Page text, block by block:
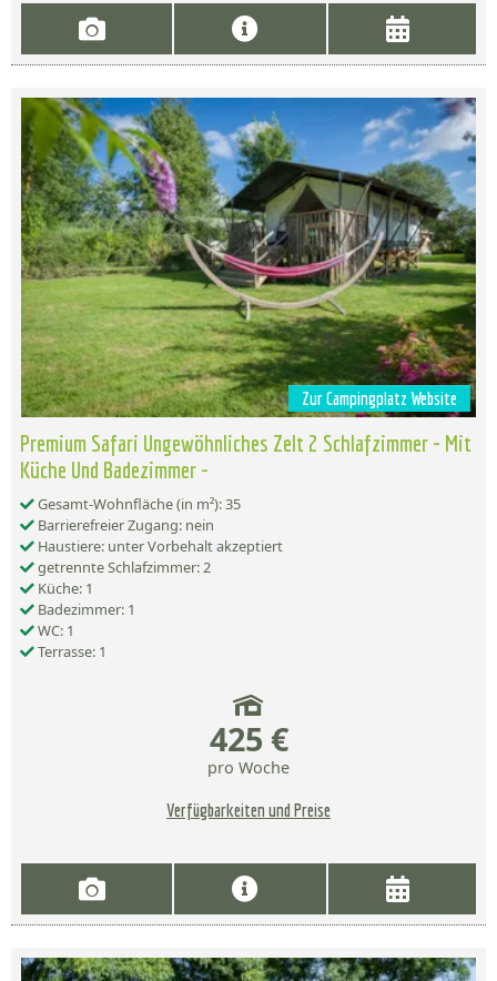
Zur Campingplatz Website
Premium Safari Ungewöhnliches Zelt 2 Schlafzimmer - Mit
Küche Und Badezimmer -
Gesamt-Wohnfläche (in m²): 35
Barrierefreier Zugang: nein
Haustiere: unter Vorbehalt akzeptiert
getrennte Schlafzimmer: 2
Küche: 1
Badezimmer: 1
WC: 1
Terrasse: 1
425 €
pro Woche
Verfügbarkeiten und Preise